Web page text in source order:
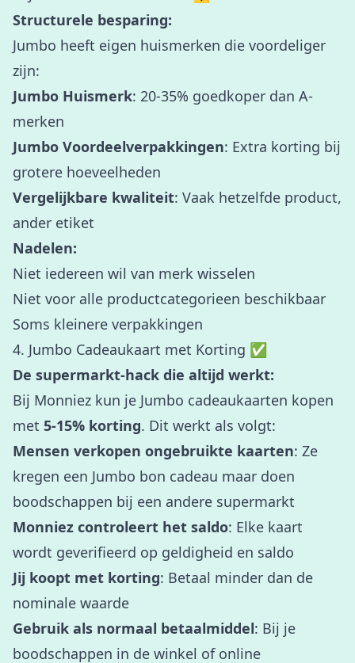
Structurele besparing:
Jumbo heeft eigen huismerken die voordeliger
zijn:
Jumbo Huismerk: 20-35% goedkoper dan A-
merken
Jumbo Voordeelverpakkingen: Extra korting bij
grotere hoeveelheden
Vergelijkbare kwaliteit: Vaak hetzelfde product,
ander etiket
Nadelen:
Niet iedereen wil van merk wisselen
Niet voor alle productcategorieen beschikbaar
Soms kleinere verpakkingen
4. Jumbo Cadeaukaart met Korting ✅
De supermarkt-hack die altijd werkt:
Bij Monniez kun je Jumbo cadeaukaarten kopen
met 5-15% korting. Dit werkt als volgt:
Mensen verkopen ongebruikte kaarten: Ze
kregen een Jumbo bon cadeau maar doen
boodschappen bij een andere supermarkt
Monniez controleert het saldo: Elke kaart
wordt geverifieerd op geldigheid en saldo
Jij koopt met korting: Betaal minder dan de
nominale waarde
Gebruik als normaal betaalmiddel: Bij je
boodschappen in de winkel of online